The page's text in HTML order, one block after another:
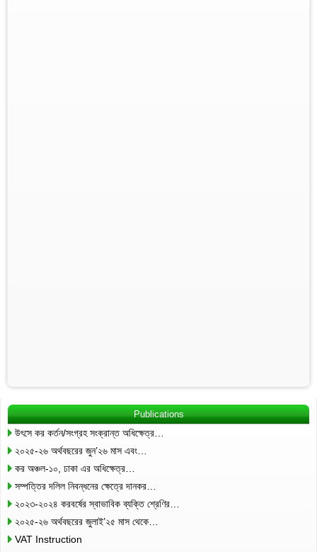
Publications
উৎসে কর কর্তন/সংগ্রহ সংক্রান্ত অধিক্ষেত্র…
২০২৫-২৬ অর্থবছরের জুন’২৬ মাস এবং…
কর অঞ্চল-১০, ঢাকা এর অধিক্ষেত্র…
সম্পত্তির দলিল নিবন্ধনের ক্ষেত্রে দানকর…
২০২৩-২০২৪ করবর্ষের স্বাভাবিক ব্যক্তি শ্রেণির…
২০২৫-২৬ অর্থবছরের জুলাই’২৫ মাস থেকে…
VAT Instruction